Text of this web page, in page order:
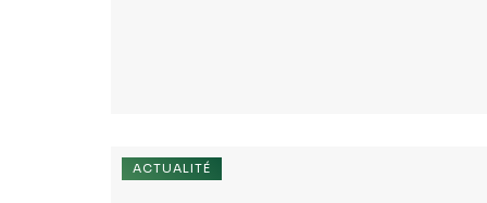
ACTUALITÉ